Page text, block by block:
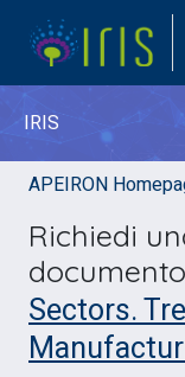
IRIS
APEIRON
Richiedi
Sectors.